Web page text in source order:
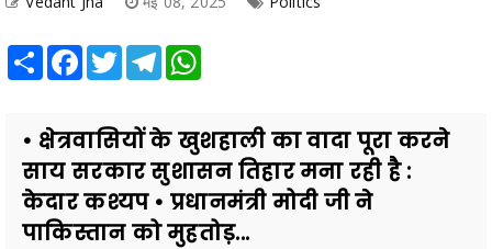
Share Facebook
TwitterTelegram
• क्षेत्रवासियों के खुशहाली का वादा पूरा करने
साय सरकार सुशासन तिहार मना रही है :
केदार कश्यप • प्रधानमंत्री मोदी जी ने
पाकिस्तान को मुहतोड़...